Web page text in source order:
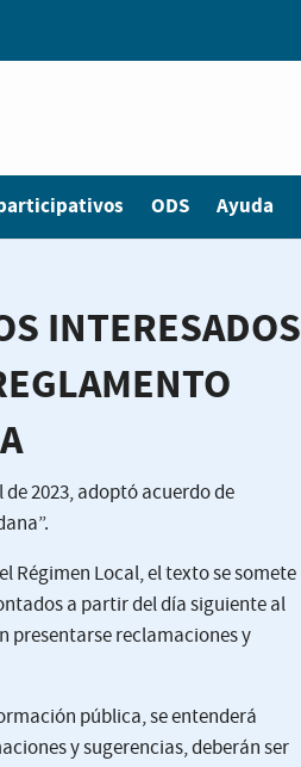
ODS Ayuda
INTERESADOS
2023, adoptó acuerdo de
Régimen Local, el texto se somete
a partir del día siguiente al
presentarse reclamaciones y
pública, se entenderá
y sugerencias, deberán ser